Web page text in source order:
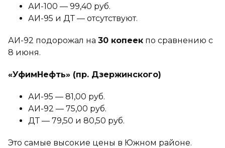
АИ-100 — 99,40 руб.
АИ-95 и ДТ — отсутствуют.
АИ-92 подорожал на 30 копеек по сравнению с
8 июня.
«УфимНефть» (пр. Дзержинского)
АИ-95 — 81,00 руб.
АИ-92 — 75,00 руб.
ДТ — 79,50 и 80,50 руб.
Это самые высокие цены в Южном районе.